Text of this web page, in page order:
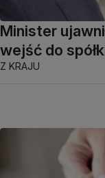
Minister
wejść do
Z KRAJU